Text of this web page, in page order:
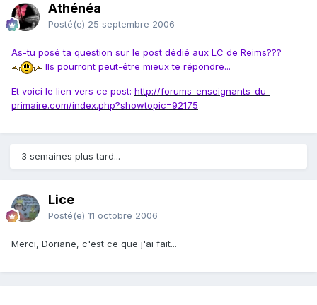
Athénéa
Posté(e) 25 septembre 2006
As-tu posé ta question sur le post dédié aux LC de Reims???
Ils pourront peut-être mieux te répondre...
Et voici le lien vers ce post: http://forums-enseignants-du-
primaire.com/index.php?showtopic=92175
3 semaines plus tard...
Lice
Posté(e) 11 octobre 2006
Merci, Doriane, c'est ce que j'ai fait...